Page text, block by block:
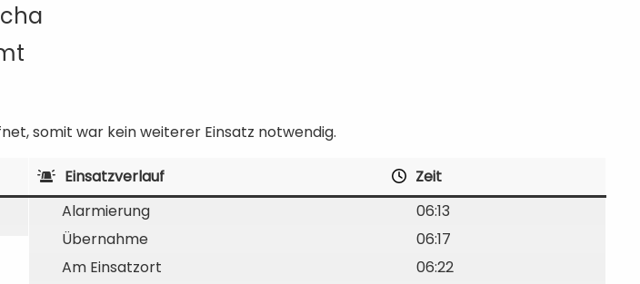
somit war kein weiterer Einsatz notwendig.
Einsatzverlauf
Zeit
Alarmierung
06:13
Übernahme
06:17
Am Einsatzort
06:22